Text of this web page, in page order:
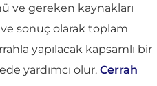
ve gereken kaynakları
sonuç olarak toplam
yapılacak kapsamlı bir
yardımcı olur. Cerrah